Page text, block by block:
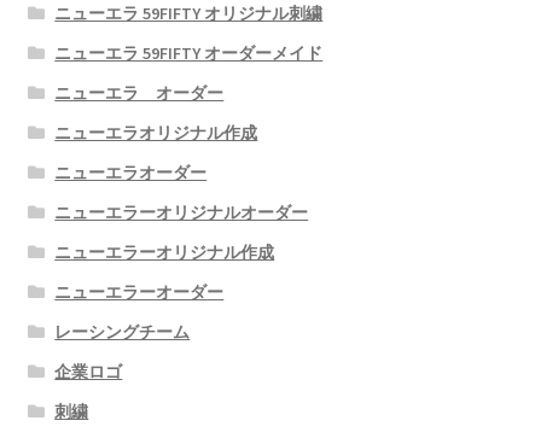
ニューエラ 59FIFTY オリジナル刺繍
ニューエラ 59FIFTY オーダーメイド
ニューエラ オーダー
ニューエラオリジナル作成
ニューエラオーダー
ニューエラーオリジナルオーダー
ニューエラーオリジナル作成
ニューエラーオーダー
レーシングチーム
企業ロゴ
刺繍